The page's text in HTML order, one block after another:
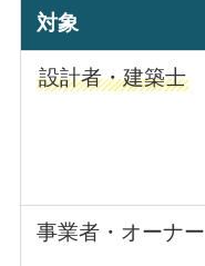
対象
設計者・建築士
事業者・オーナー